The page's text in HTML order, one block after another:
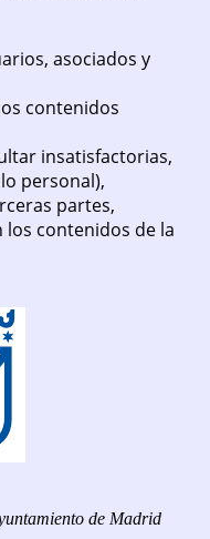
asociados y
contenidos
insatisfactorias,
personal),
partes,
contenidos de la
de Madrid